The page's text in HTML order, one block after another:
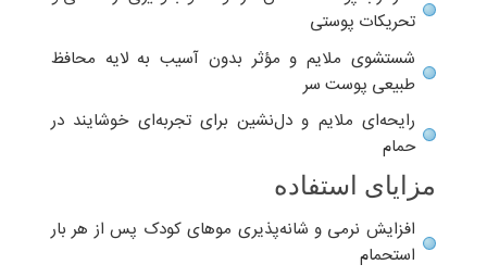
تحریکات پوستی
شستشوی ملایم و مؤثر بدون آسیب به لایه محافظ
طبیعی پوست سر
رایحه‌ای ملایم و دل‌نشین برای تجربه‌ای خوشایند در
حمام
مزایای استفاده
افزایش نرمی و شانه‌پذیری موهای کودک پس از هر بار
استحمام